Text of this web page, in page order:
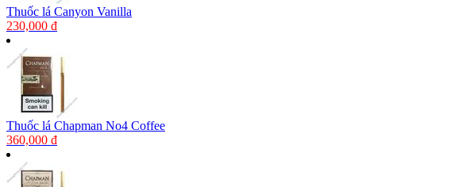
Thuốc lá Canyon Vanilla
230,000 đ
Thuốc lá Chapman No4 Coffee
360,000 đ